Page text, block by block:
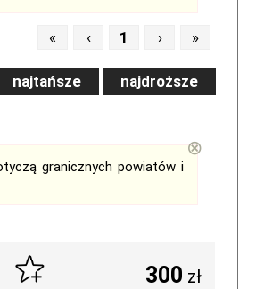
« ‹ 1 › »
najtańsze najdroższe
granicznych powiatów i
⊗
300 zł